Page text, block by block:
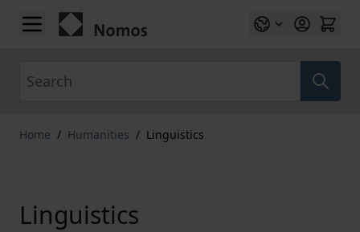
Skip to Content
Home / Humanities / Linguistics
Linguistics